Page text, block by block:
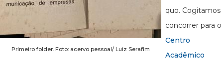
Primeiro folder. Foto: acervo pessoal/ Luiz Serafim
quo. Cogitamos
concorrer para o
Centro
Acadêmico